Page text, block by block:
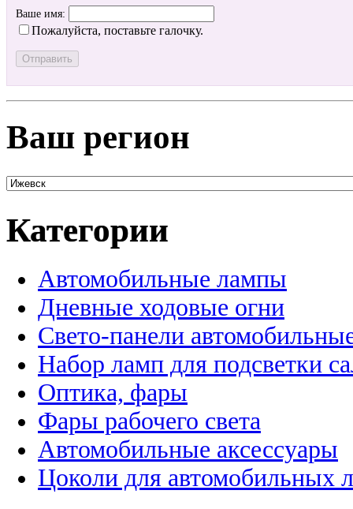
Ваше имя:
Пожалуйста, поставьте галочку.
Ваш регион
Категории
Автомобильные лампы
Дневные ходовые огни
Свето-панели
Набор ламп для подсветки
Оптика, фары
Фары рабочего света
Автомобильные аксессуары
Цоколи для автомобильных